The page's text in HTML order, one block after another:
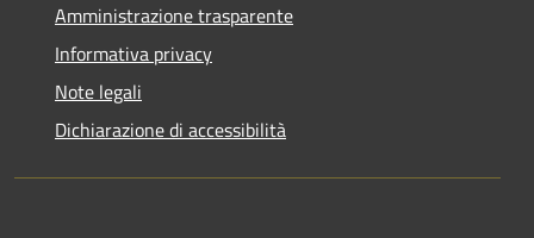
Amministrazione trasparente
Informativa privacy
Note legali
Dichiarazione di accessibilità